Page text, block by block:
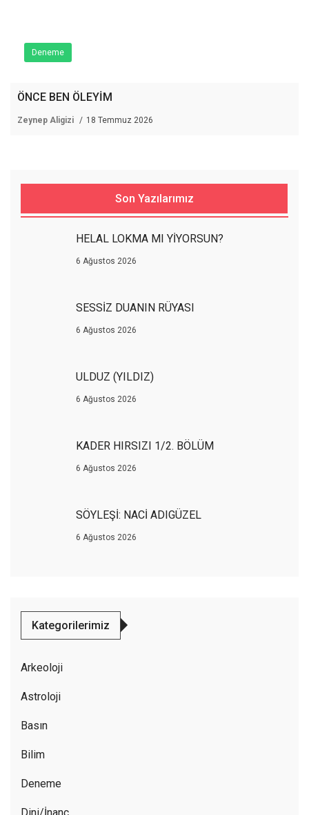
Deneme
ÖNCE BEN ÖLEYİM
Zeynep Aligizi 18 Temmuz 2026
Son Yazılarımız
HELAL LOKMA MI YİYORSUN?
6 Ağustos 2026
SESSİZ DUANIN RÜYASI
6 Ağustos 2026
ULDUZ (YILDIZ)
6 Ağustos 2026
KADER HIRSIZI 1/2. BÖLÜM
6 Ağustos 2026
SÖYLEŞİ: NACİ ADIGÜZEL
6 Ağustos 2026
Kategorilerimiz
Arkeoloji
Astroloji
Basın
Bilim
Deneme